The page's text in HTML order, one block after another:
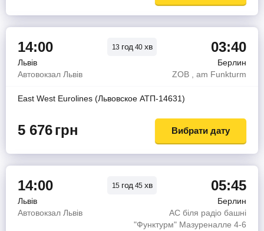
14:00 13 год 40 хв 03:40
Львів
Берлин
Автовокзал Львів
ZOB , am Funkturm
East West Eurolines (Львовское АТП-14631)
5 676грн Вибрати дату
14:00 15 год 45 хв 05:45
Львів
Берлин
Автовокзал Львів
АС біля радіо башні
"Функтурм" Мазуреналле 4-6